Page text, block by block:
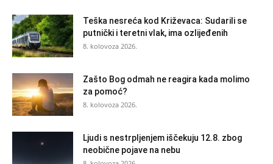
Teška nesreća kod Križevaca: Sudarili se
putnički i teretni vlak, ima ozlijeđenih
8. kolovoza 2026.
Zašto Bog odmah ne reagira kada molimo
za pomoć?
8. kolovoza 2026.
Ljudi s nestrpljenjem iščekuju 12.8. zbog
neobične pojave na nebu